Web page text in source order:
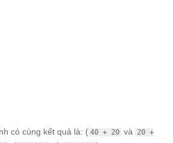
có cùng kết quả là: ( 40 + 20 và
20 +